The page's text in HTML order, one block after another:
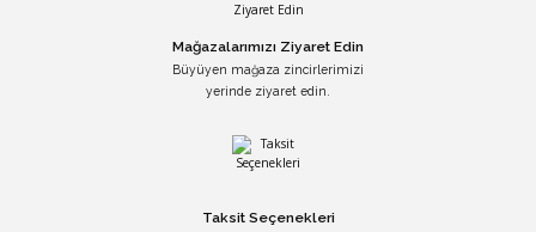
Mağazalarımızı Ziyaret Edin
Büyüyen mağaza zincirlerimizi
yerinde ziyaret edin.
Taksit Seçenekleri